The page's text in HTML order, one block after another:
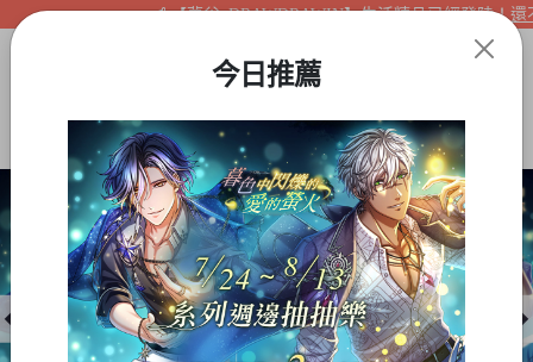
【夢谷xDRAWDRAWIN】生活精品已經登陸！還不
今日推薦